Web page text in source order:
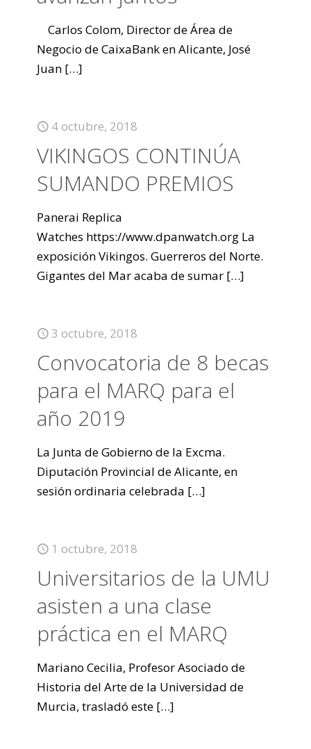
Carlos Colom, Director de Área de
Negocio de CaixaBank en Alicante, José
Juan […]
4 octubre, 2018
VIKINGOS CONTINÚA
SUMANDO PREMIOS
Panerai Replica
Watches https://www.dpanwatch.org La
exposición Vikingos. Guerreros del Norte.
Gigantes del Mar acaba de sumar […]
3 octubre, 2018
Convocatoria de 8 becas
para el MARQ para el
año 2019
La Junta de Gobierno de la Excma.
Diputación Provincial de Alicante, en
sesión ordinaria celebrada […]
1 octubre, 2018
Universitarios de la UMU
asisten a una clase
práctica en el MARQ
Mariano Cecilia, Profesor Asociado de
Historia del Arte de la Universidad de
Murcia, trasladó este […]